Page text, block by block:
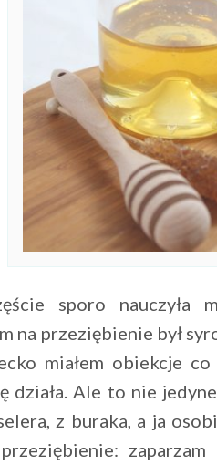
sporo nauczyła
na przeziębienie był
miałem obiekcje
działa. Ale to nie
z buraka, a ja